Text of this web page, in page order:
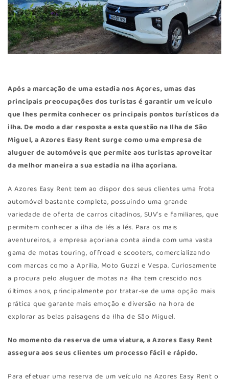
Após a marcação de uma estadia nos Açores, umas das
principais preocupações dos turistas é garantir um veículo
que lhes permita conhecer os principais pontos turísticos da
ilha. De modo a dar resposta a esta questão na Ilha de São
Miguel, aAzores Easy Rentsurge como uma empresa de
aluguer de automóveis que permite aos turistas aproveitar
da melhor maneira a sua estadia na ilha açoriana.
A Azores Easy Rent tem ao dispor dos seus clientes uma frota
automóvel bastante completa, possuindo uma grande
variedade de oferta de carros citadinos, SUV’s e familiares, que
permitem conhecer a ilha de lés a lés. Para os mais
aventureiros, a empresa açoriana conta ainda com uma vasta
gama de motas touring, offroad e scooters, comercializando
com marcas como a Aprilia, Moto Guzzi e Vespa. Curiosamente
a procura pelo aluguer de motas na ilha tem crescido nos
últimos anos, principalmente por tratar-se de uma opção mais
prática que garante mais emoção e diversão na hora de
explorar as belas paisagens da Ilha de São Miguel.
No momento da reserva de uma viatura, a Azores Easy Rent
assegura aos seus clientes um processo fácil e rápido.
Para efetuar uma reserva de um veículo na Azores Easy Rent o